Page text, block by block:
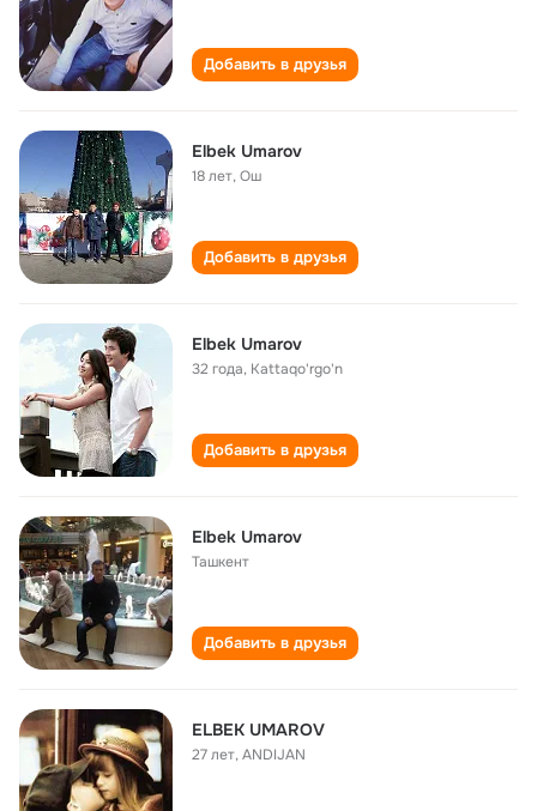
Добавить в друзья
Elbek Umarov
18 лет,Ош
Добавить в друзья
Elbek Umarov
32 года, Kattaqo'rgo'n
Добавить в друзья
Elbek Umarov
Ташкент
Добавить в друзья
ELBEK UMAROV
27 лет,ANDIJAN